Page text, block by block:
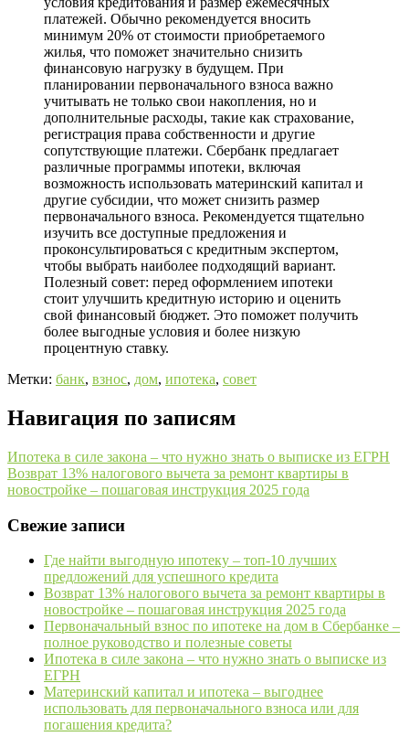
платежей. Обычно рекомендуется вносить
минимум 20% от стоимости приобретаемого
жилья, что поможет значительно снизить
финансовую нагрузку в будущем. При
планировании первоначального взноса важно
учитывать не только свои накопления, но и
дополнительные расходы, такие как страхование,
регистрация права собственности и другие
сопутствующие платежи. Сбербанк предлагает
различные программы ипотеки, включая
возможность использовать материнский капитал и
другие субсидии, что может снизить размер
первоначального взноса. Рекомендуется тщательно
изучить все доступные предложения и
проконсультироваться с кредитным экспертом,
чтобы выбрать наиболее подходящий вариант.
Полезный совет: перед оформлением ипотеки
стоит улучшить кредитную историю и оценить
свой финансовый бюджет. Это поможет получить
более выгодные условия и более низкую
процентную ставку.
Метки: банк, взнос, дом, ипотека, совет
Навигация по записям
Ипотека в силе закона – что нужно знать о выписке из ЕГРН
Возврат 13% налогового вычета за ремонт квартиры в
новостройке – пошаговая инструкция 2025 года
Свежие записи
Где найти выгодную ипотеку – топ-10 лучших
предложений для успешного кредита
Возврат 13% налогового вычета за ремонт квартиры в
новостройке – пошаговая инструкция 2025 года
Первоначальный взнос по ипотеке на дом в Сбербанке –
полное руководство и полезные советы
Ипотека в силе закона – что нужно знать о выписке из
ЕГРН
Материнский капитал и ипотека – выгоднее
использовать для первоначального взноса или для
погашения кредита?